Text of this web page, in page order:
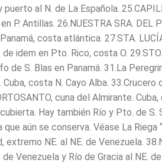
puerto al N. de La Española.
P. Antillas. 26.NUESTRA SRA. DEL
costa atlántica. 27.STA.
de idem en Pto. Rico, costa O.
de S. Blas en Panamá. 31.La
costa N. Cayo Alba. 33.Crucero
cuna del Almirante.
Hay también Río y Pto. de S.
que aún se conserva. Véase La Riega
extremo NE. al NE. de Venezuela.
Venezuela y Río de Gracia al NE.